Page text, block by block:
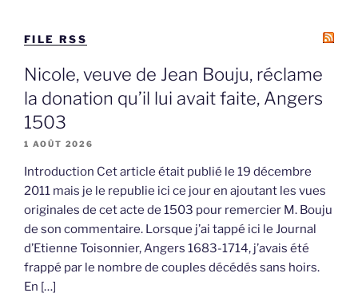
FILE RSS
Nicole, veuve de Jean Bouju, réclame
la donation qu’il lui avait faite, Angers
1503
1 AOÛT 2026
Introduction Cet article était publié le 19 décembre
2011 mais je le republie ici ce jour en ajoutant les vues
originales de cet acte de 1503 pour remercier M. Bouju
de son commentaire. Lorsque j’ai tappé ici le Journal
d’Etienne Toisonnier, Angers 1683-1714, j’avais été
frappé par le nombre de couples décédés sans hoirs.
En […]